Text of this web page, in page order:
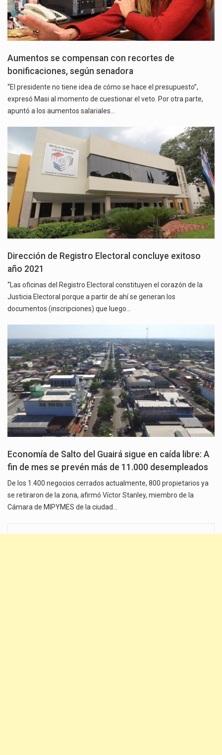
Aumentos se compensan con recortes de
bonificaciones, según senadora
“El presidente no tiene idea de cómo se hace el presupuesto”,
expresó Masi al momento de cuestionar el veto. Por otra parte,
apuntó a los aumentos salariales…
Dirección de Registro Electoral concluye exitoso
año 2021
“Las oficinas del Registro Electoral constituyen el corazón de la
Justicia Electoral porque a partir de ahí se generan los
documentos (inscripciones) que luego…
Economía de Salto del Guairá sigue en caída libre: A
fin de mes se prevén más de 11.000 desempleados
De los 1.400 negocios cerrados actualmente, 800 propietarios ya
se retiraron de la zona, afirmó Víctor Stanley, miembro de la
Cámara de MIPYMES de la ciudad…